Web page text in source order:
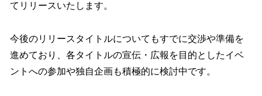
てリリースいたします。
今後のリリースタイトルについてもすでに交渉や準備を
進めており、各タイトルの宣伝・広報を目的としたイベ
ントへの参加や独自企画も積極的に検討中です。